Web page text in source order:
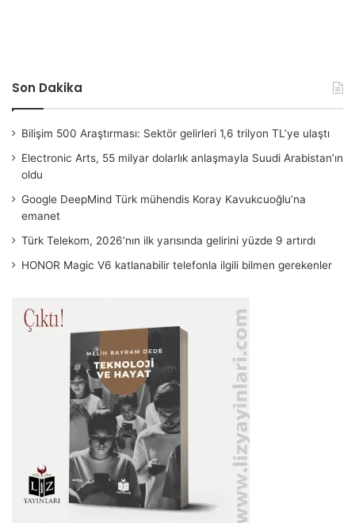
Son Dakika
Bilişim 500 Araştırması: Sektör gelirleri 1,6 trilyon TL’ye ulaştı
Electronic Arts, 55 milyar dolarlık anlaşmayla Suudi Arabistan’ın
oldu
Google DeepMind Türk mühendis Koray Kavukcuoğlu’na
emanet
Türk Telekom, 2026’nın ilk yarısında gelirini yüzde 9 artırdı
HONOR Magic V6 katlanabilir telefonla ilgili bilmen gerekenler